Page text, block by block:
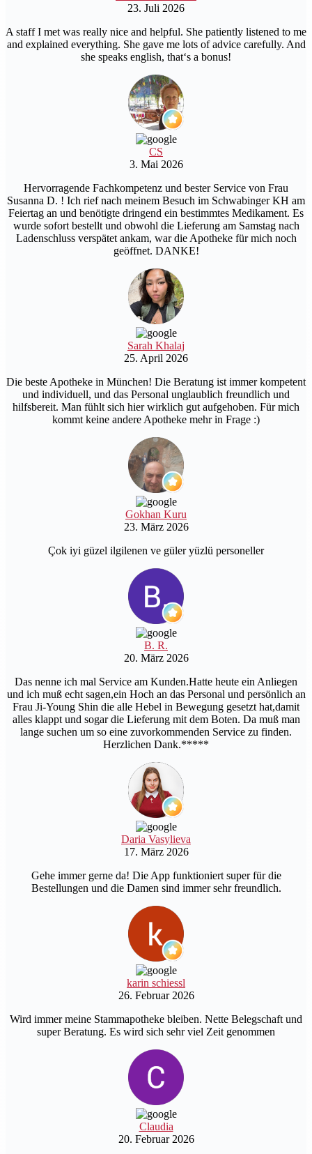
23. Juli 2026
A staff I met was really nice and helpful. She patiently listened to me
and explained everything. She gave me lots of advice carefully. And
she speaks english, that‘s a bonus!
CS
3. Mai 2026
Hervorragende Fachkompetenz und bester Service von Frau
Susanna D. ! Ich rief nach meinem Besuch im Schwabinger KH am
Feiertag an und benötigte dringend ein bestimmtes Medikament. Es
wurde sofort bestellt und obwohl die Lieferung am Samstag nach
Ladenschluss verspätet ankam, war die Apotheke für mich noch
geöffnet. DANKE!
Sarah Khalaj
25. April 2026
Die beste Apotheke in München! Die Beratung ist immer kompetent
und individuell, und das Personal unglaublich freundlich und
hilfsbereit. Man fühlt sich hier wirklich gut aufgehoben. Für mich
kommt keine andere Apotheke mehr in Frage :)
Gokhan Kuru
23. März 2026
Çok iyi güzel ilgilenen ve güler yüzlü personeller
B. R.
20. März 2026
Das nenne ich mal Service am Kunden.Hatte heute ein Anliegen
und ich muß echt sagen,ein Hoch an das Personal und persönlich an
Frau Ji-Young Shin die alle Hebel in Bewegung gesetzt hat,damit
alles klappt und sogar die Lieferung mit dem Boten. Da muß man
lange suchen um so eine zuvorkommenden Service zu finden.
Herzlichen Dank.*****
Daria Vasylieva
17. März 2026
Gehe immer gerne da! Die App funktioniert super für die
Bestellungen und die Damen sind immer sehr freundlich.
karin schiessl
26. Februar 2026
Wird immer meine Stammapotheke bleiben. Nette Belegschaft und
super Beratung. Es wird sich sehr viel Zeit genommen
Claudia
20. Februar 2026